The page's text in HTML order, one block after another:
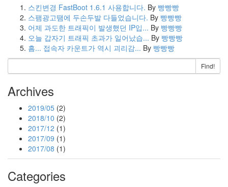
스킨변경 FastBoot 1.6.1 사용합니다. By 빵빵빵
스팸광고땜에 두손두발 다들었습니다. By 빵빵빵
어제 과도한 트래픽이 발생했던 IP입... By 빵빵빵
오늘 갑자기 트래픽 초과가 일어났습... By 빵빵빵
흠... 접속자 카운트가 역시 괴리감... By 빵빵빵
Find!
Archives
2019/05 (2)
2018/10 (2)
2017/12 (1)
2017/09 (1)
2017/08 (1)
Categories